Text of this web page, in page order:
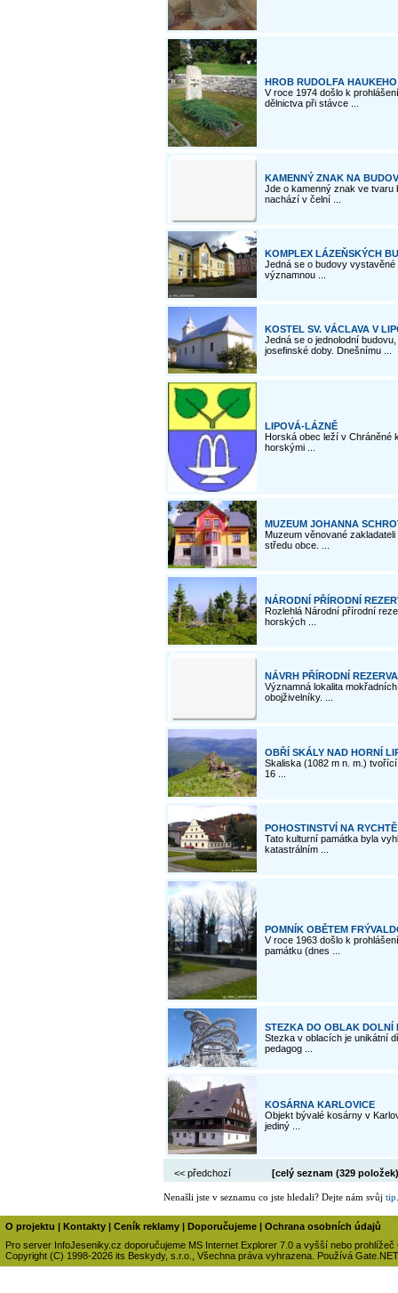
HROB RUDOLFA
V roce 1974 došlo k
dělnictva při stávce ...
KAMENNÝ ZNAK NA
Jde o kamenný znak ve tvaru
nachází v čelní ...
KOMPLEX LÁZEŇSKÝCH
Jedná se o budovy
významnou ...
KOSTEL SV. VÁCLAVA V
Jedná se o jednolodní
josefinské doby. Dnešnímu ...
LIPOVÁ-LÁZNĚ
Horská obec leží v Chráněné
horskými ...
MUZEUM JOHANNA
Muzeum věnované
středu obce. ...
NÁRODNÍ PŘÍRODNÍ
Rozlehlá Národní přírodní
horských ...
NÁVRH PŘÍRODNÍ
Významná lokalita
obojživelníky. ...
OBŘÍ SKÁLY NAD HORNÍ
Skaliska (1082 m n. m.)
16 ...
POHOSTINSTVÍ NA
Tato kulturní památka byla
katastrálním ...
POMNÍK OBĚTEM
V roce 1963 došlo k
památku (dnes ...
STEZKA DO OBLAK DOLNÍ
Stezka v oblacích je unikátní
pedagog ...
KOSÁRNA KARLOVICE
Objekt bývalé kosárny v
jediný ...
<< předchozí [celý seznam (329 položek
Nenašli jste v seznamu co jste hledali? Dejte nám svůj tip
O projektu | Kontakty | Ceník reklamy | Doporučujeme | Ochrana osobních údajů
Pro server InfoJeseniky.cz doporučujeme MS Internet Explorer 7.0 a vyšší nebo prohlížeč
Copyright (C) 1998-2026 its Beskydy, s.r.o., Všechna práva vyhrazena. Používá